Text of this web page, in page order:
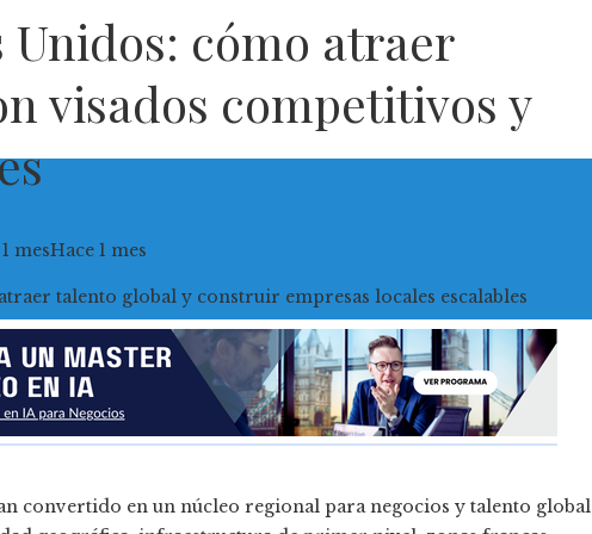
cómo atraer
visados competitivos y
mesHace 1 mes
convertido en un núcleo regional para negocios y talento global